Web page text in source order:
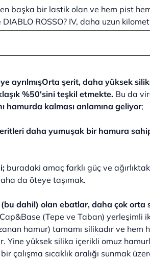
başka bir lastik olan ve hem pist
DIABLO ROSSO? IV, daha uzun
ayrılmışOrta şerit, daha yüksek
%50'sini teşkil etmekte. Bu da
hamurda kalması anlamına geliyor;
daha yumuşak bir hamura
buradaki amaç farklı güç ve
da öteye taşımak.
dahil) olan ebatlar, daha çok orta
(Tepe ve Taban)
hamur) tamamı silikadır ve hem
yüksek silika içerikli omuz
sıcaklık aralığı sunmak